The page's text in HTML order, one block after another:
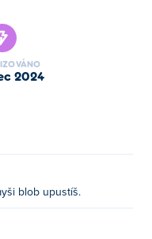
do šálku. Sledujte,
druhé, a když se
větší kuličky! Vaším
svůj blob?
kliknutím jej vhoďte do
2024
blob upustíš.